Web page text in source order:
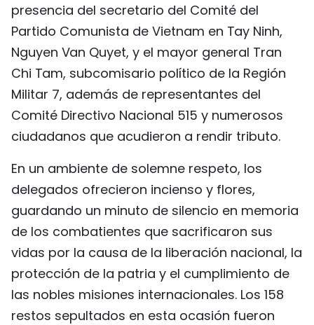
РУССКИЙ
presencia del secretario del Comité del
Partido Comunista de Vietnam en Tay Ninh,
Nguyen Van Quyet, y el mayor general Tran
Chi Tam, subcomisario político de la Región
Militar 7, además de representantes del
Comité Directivo Nacional 515 y numerosos
ciudadanos que acudieron a rendir tributo.
En un ambiente de solemne respeto, los
delegados ofrecieron incienso y flores,
guardando un minuto de silencio en memoria
de los combatientes que sacrificaron sus
vidas por la causa de la liberación nacional, la
protección de la patria y el cumplimiento de
las nobles misiones internacionales. Los 158
restos sepultados en esta ocasión fueron